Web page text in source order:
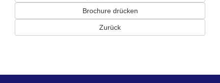
Brochure drücken
Zurück